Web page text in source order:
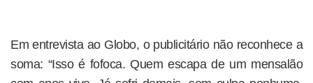
Em entrevista ao Globo, o publicitário não reconhece a
soma: “Isso é fofoca. Quem escapa de um mensalão